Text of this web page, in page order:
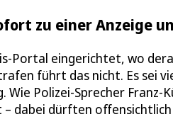
zu einer Anzeige
Portal eingerichtet, wo
führt das nicht. Es sei
Polizei-Sprecher
dabei dürften